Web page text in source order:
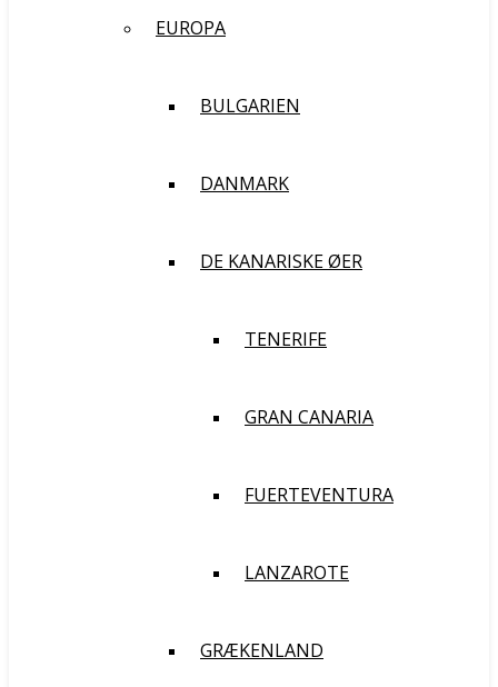
EUROPA
BULGARIEN
DANMARK
DE KANARISKE ØER
TENERIFE
GRAN CANARIA
FUERTEVENTURA
LANZAROTE
GRÆKENLAND